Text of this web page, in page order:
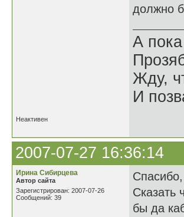
должно
А
Жду,
И
Неактивен
2007-07-27 16:36:14
Ирина Сибирцева
Автор сайта
Зарегистрирован: 2007-07-26
Сообщений: 39
Сказать
бы да